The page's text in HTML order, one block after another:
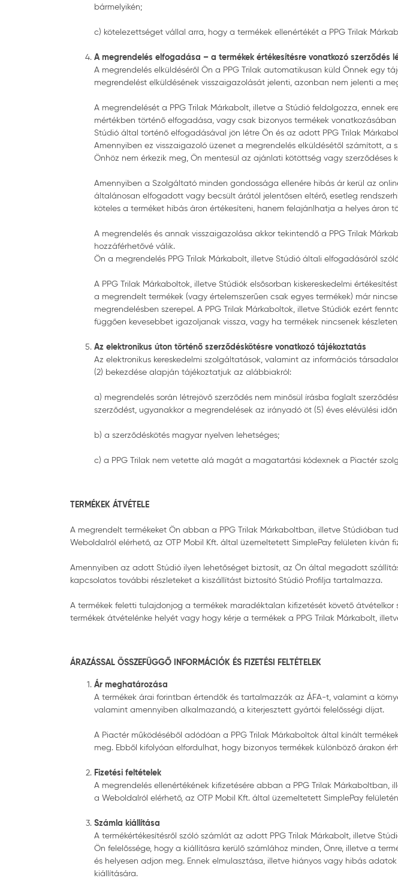
bármelyikén;
c) kötelezettséget vállal arra, hogy a termékek ellenértékét a PPG Trilak
A megrendelés elfogadása – a termékek értékesítésre vonatkozó szerződés
A megrendelés elküldéséről Ön a PPG Trilak automatikusan küld Önnek egy
megrendelést elküldésének visszaigazolását jelenti, azonban nem jelenti a
A megrendelését a PPG Trilak Márkabolt, illetve a Stúdió feldolgozza, ennek
mértékben történő elfogadása, vagy csak bizonyos termékek
Stúdió által történő elfogadásával jön létre Ön és az adott PPG Trilak
Amennyiben ez visszaigazoló üzenet a megrendelés elküldésétől számított,
Önhöz nem érkezik meg, Ön mentesül az ajánlati kötöttség vagy szerződéses
Amennyiben a Szolgáltató minden gondossága ellenére hibás ár kerül az
általánosan elfogadott vagy becsült árától jelentősen eltérő, esetleg
köteles a terméket hibás áron értékesíteni, hanem felajánlhatja a helyes
A megrendelés és annak visszaigazolása akkor tekintendő a PPG Trilak
hozzáférhetővé válik.
Ön a megrendelés PPG Trilak Márkabolt, illetve Stúdió általi elfogadásáról
A PPG Trilak Márkaboltok, illetve Stúdiók elsősorban kiskereskedelmi
a megrendelt termékek (vagy értelemszerűen csak egyes termékek) már
megrendelésben szerepel. A PPG Trilak Márkaboltok, illetve Stúdiók ezért
függően kevesebbet igazoljanak vissza, vagy ha termékek nincsenek
Az elektronikus úton történő szerződéskötésre vonatkozó tájékoztatás
Az elektronikus kereskedelmi szolgáltatások, valamint az információs
(2) bekezdése alapján tájékoztatjuk az alábbiakról:
a) megrendelés során létrejövő szerződés nem minősül írásba foglalt
szerződést, ugyanakkor a megrendelések az irányadó öt (5) éves elévülési
b) a szerződéskötés magyar nyelven lehetséges;
c) a PPG Trilak nem vetette alá magát a magatartási kódexnek a Piactér
TERMÉKEK ÁTVÉTELE
A megrendelt termékeket Ön abban a PPG Trilak Márkaboltban, illetve Stúdióban
Weboldalról elérhető, az OTP Mobil Kft. által üzemeltetett SimplePay felületen kíván
Amennyiben az adott Stúdió ilyen lehetőséget biztosít, az Ön által megadott
kapcsolatos további részleteket a kiszállítást biztosító Stúdió Profilja tartalmazza.
A termékek feletti tulajdonjog a termékek maradéktalan kifizetését követő
termékek átvételénke helyét vagy hogy kérje a termékek a PPG Trilak Márkabolt,
ÁRAZÁSSAL ÖSSZEFÜGGŐ INFORMÁCIÓK ÉS FIZETÉSI FELTÉTELEK
Ár meghatározása
A termékek árai forintban értendők és tartalmazzák az ÁFA-t, valamint a
valamint amennyiben alkalmazandó, a kiterjesztett gyártói felelősségi díjat.
A Piactér működéséből adódóan a PPG Trilak Márkaboltok által kínált
meg. Ebből kifolyóan elfordulhat, hogy bizonyos termékek különböző árakon
Fizetési feltételek
A megrendelés ellenértékének kifizetésére abban a PPG Trilak
a Weboldalról elérhető, az OTP Mobil Kft. által üzemeltetett SimplePay
Számla kiállítása
A termékértékesítésről szóló számlát az adott PPG Trilak Márkabolt, illetve
Ön felelőssége, hogy a kiállításra kerülő számlához minden, Önre, illetve a
és helyesen adjon meg. Ennek elmulasztása, illetve hiányos vagy hibás
kiállítására.